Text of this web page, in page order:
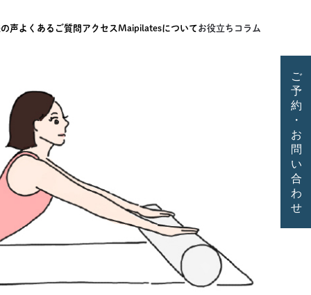
声よくあるご質問アクセス Maipilatesについてお役立ちコラム
ご
予
約
・
お
問
い
合
わ
せ